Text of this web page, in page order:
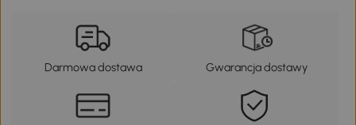
Darmowa dostawa Gwarancja dostawy